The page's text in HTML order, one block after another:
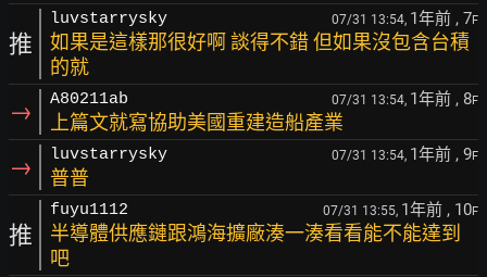
推
luvstarrysky 07/31 13:54, 1年前 , 7F
如果是這樣那很好啊 談得不錯 但如果沒包含台積
的就
→ A80211ab 07/31 13:54, 1年前 , 8F
上篇文就寫協助美國重建造船產業
→ luvstarrysky 07/31 13:54, 1年前 , 9F
普普
推
fuyu1112 07/31 13:55, 1年前 , 10F
半導體供應鏈跟鴻海擴廠湊一湊看看能不能達到
吧